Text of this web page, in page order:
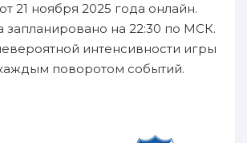
21 ноября 2025 года онлайн.
запланировано на 22:30 по МСК.
интенсивности игры
поворотом событий.